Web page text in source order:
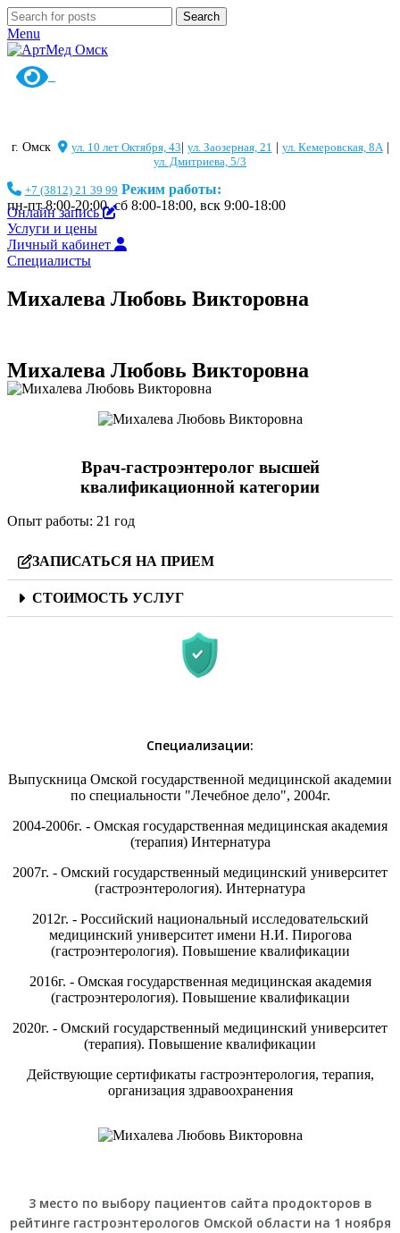
Search
Menu
г. Омск ул. 10 лет Октября, 43 ул. Заозерная, 21 ул. Кемеровская, 8А|
ул. Дмитриева, 5/3
+7 (3812) 21 39 99 Режим работы:
пн-пт 8:00-20:00, сб 8:00-18:00, вск 9:00-18:00
Онлайн запись
Услуги и цены
Личный кабинет
Специалисты
Михалева Любовь Викторовна
Михалева Любовь Викторовна
Врач-гастроэнтеролог высшей
квалификационной категории
Опыт работы: 21 год
ЗАПИСАТЬСЯ НА ПРИЕМ
СТОИМОСТЬ УСЛУГ
Специализации:
Выпускница Омской государственной медицинской академии
по специальности "Лечебное дело", 2004г.
2004-2006г. - Омская государственная медицинская академия
(терапия) Интернатура
2007г. - Омский государственный медицинский университет
(гастроэнтерология). Интернатура
2012г. - Российский национальный исследовательский
медицинский университет имени Н.И. Пирогова
(гастроэнтерология). Повышение квалификации
2016г. - Омская государственная медицинская академия
(гастроэнтерология). Повышение квалификации
2020г. - Омский государственный медицинский университет
(терапия). Повышение квалификации
Действующие сертификаты гастроэнтерология, терапия,
организация здравоохранения
3 место по выбору пациентов сайта продокторов в
рейтинге гастроэнтерологов Омской области на 1 ноября